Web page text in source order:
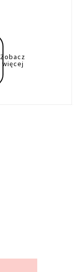
Zobacz
więcej